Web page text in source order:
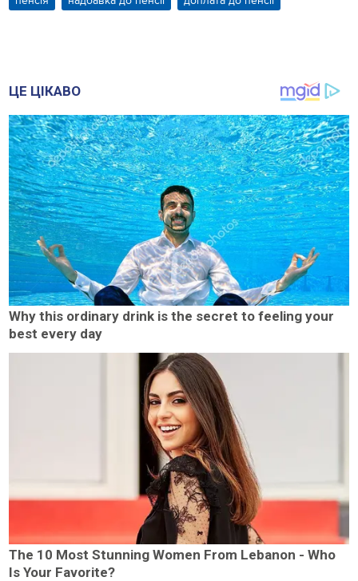
ЦЕ ЦІКАВО
Why this ordinary drink is the secret to feeling your
best every day
The 10 Most Stunning Women From Lebanon - Who
Is Your Favorite?